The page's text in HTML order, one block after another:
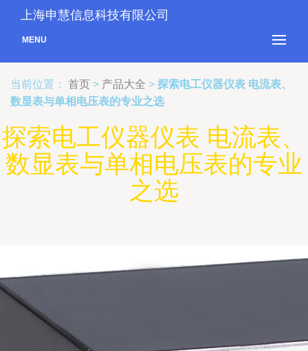
上海申慧信息科技有限公司
MENU
当前位置： 首页 > 产品大全 > 探索电工仪器仪表 电流表、
数显表与单相电压表的专业之选
探索电工仪器仪表 电流表、
数显表与单相电压表的专业
之选